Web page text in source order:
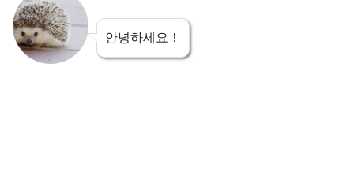
안녕하세요！